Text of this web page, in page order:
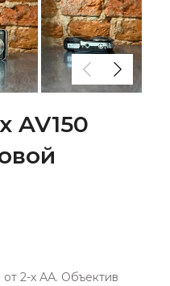
AV150
2-х АА. Объектив